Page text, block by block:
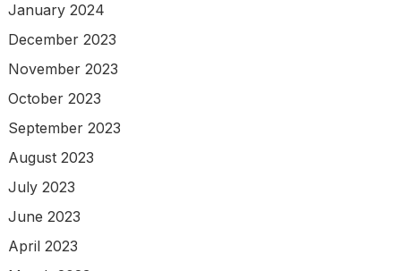
January 2024
December 2023
November 2023
October 2023
September 2023
August 2023
July 2023
June 2023
April 2023